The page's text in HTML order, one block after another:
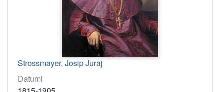
Strossmayer, Josip Juraj
Datumi